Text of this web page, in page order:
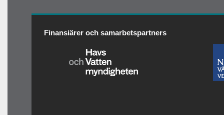
Finansiärer och samarbetspartners